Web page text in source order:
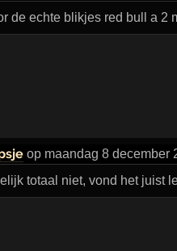
de echte blikjes red bull a 2
op maandag 8 december
totaal niet, vond het juist